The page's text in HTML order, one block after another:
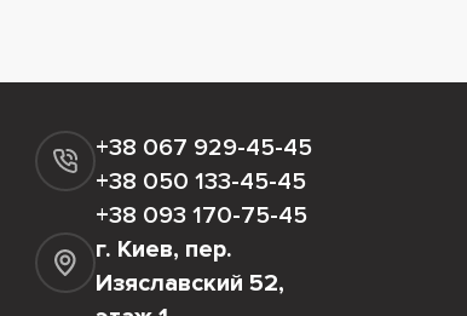
+38 067 929-45-45
+38 050 133-45-45
+38 093 170-75-45
г. Киев, пер.
Изяславский 52,